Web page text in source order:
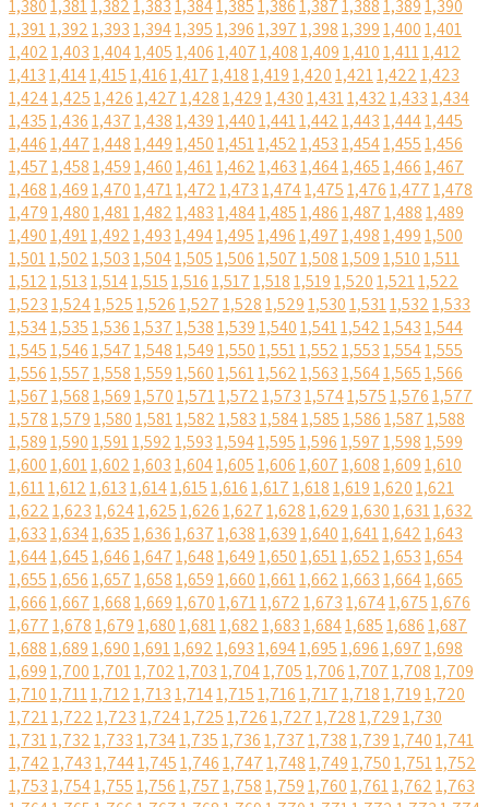
1,3801,3811,3821,3831,3841,3851,3861,3871,3881,3891,390
1,3911,3921,3931,3941,3951,3961,3971,3981,3991,4001,401
1,4021,4031,4041,4051,4061,4071,4081,4091,4101,4111,412
1,4131,4141,4151,4161,4171,4181,4191,4201,4211,4221,423
1,4241,4251,4261,4271,4281,4291,4301,4311,4321,4331,434
1,4351,4361,4371,4381,4391,4401,4411,4421,4431,4441,445
1,4461,4471,4481,4491,4501,4511,4521,4531,4541,4551,456
1,4571,4581,4591,4601,4611,4621,4631,4641,4651,4661,467
1,4681,4691,4701,4711,4721,4731,4741,4751,4761,4771,478
1,4791,4801,4811,4821,4831,4841,4851,4861,4871,4881,489
1,4901,4911,4921,4931,4941,4951,4961,4971,4981,4991,500
1,5011,5021,5031,5041,5051,5061,5071,5081,5091,5101,511
1,5121,5131,5141,5151,5161,5171,5181,5191,5201,5211,522
1,5231,5241,5251,5261,5271,5281,5291,5301,5311,5321,533
1,5341,5351,5361,5371,5381,5391,5401,5411,5421,5431,544
1,5451,5461,5471,5481,5491,5501,5511,5521,5531,5541,555
1,5561,5571,5581,5591,5601,5611,5621,5631,5641,5651,566
1,5671,5681,5691,5701,5711,5721,5731,5741,5751,5761,577
1,5781,5791,5801,5811,5821,5831,5841,5851,5861,5871,588
1,5891,5901,5911,5921,5931,5941,5951,5961,5971,5981,599
1,6001,6011,6021,6031,6041,6051,6061,6071,6081,6091,610
1,6111,6121,6131,6141,6151,6161,6171,6181,6191,6201,621
1,6221,6231,6241,6251,6261,6271,6281,6291,6301,6311,632
1,6331,6341,6351,6361,6371,6381,6391,6401,6411,6421,643
1,6441,6451,6461,6471,6481,6491,6501,6511,6521,6531,654
1,6551,6561,6571,6581,6591,6601,6611,6621,6631,6641,665
1,6661,6671,6681,6691,6701,6711,6721,6731,6741,6751,676
1,6771,6781,6791,6801,6811,6821,6831,6841,6851,6861,687
1,6881,6891,6901,6911,6921,6931,6941,6951,6961,6971,698
1,6991,7001,7011,7021,7031,7041,7051,7061,7071,7081,709
1,7101,7111,7121,7131,7141,7151,7161,7171,7181,7191,720
1,7211,7221,7231,7241,7251,7261,7271,7281,7291,730
1,7311,7321,7331,7341,7351,7361,7371,7381,7391,7401,741
1,7421,7431,7441,7451,7461,7471,7481,7491,7501,7511,752
1,7531,7541,7551,7561,7571,7581,7591,7601,7611,7621,763